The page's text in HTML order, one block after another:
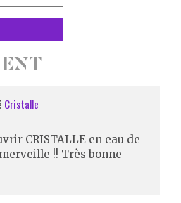
Cristalle
CRISTALLE en eau de
!! Très bonne